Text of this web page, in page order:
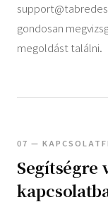
gondosan
megoldást találni.
07 —
Segítségre